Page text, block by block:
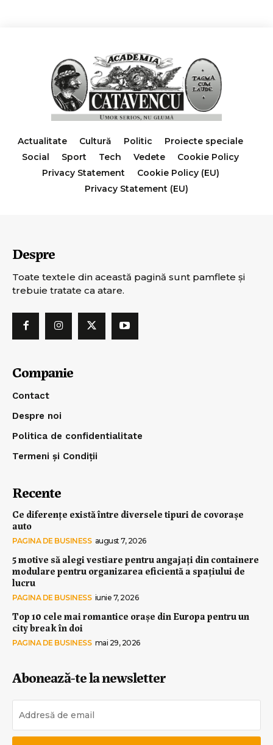
Actualitate Cultură Politic
Proiecte speciale
Social
Sport Tech Vedete
Cookie Policy
Privacy Statement
Cookie Policy (EU)
Privacy Statement (EU)
Despre
Toate textele din această pagină sunt pamflete şi
trebuie tratate ca atare.
Companie
Contact
Despre noi
Politica de confidentialitate
Termeni și Condiții
Recente
Ce diferențe există între diversele tipuri de covorașe
auto
PAGINA DE BUSINESS august 7, 2026
5 motive să alegi vestiare pentru angajați din containere
modulare pentru organizarea eficientă a spațiului de
lucru
PAGINA DE BUSINESS iunie 7, 2026
Top 10 cele mai romantice orașe din Europa pentru un
city break în doi
PAGINA DE BUSINESS mai 29, 2026
Abonează-te la newsletter